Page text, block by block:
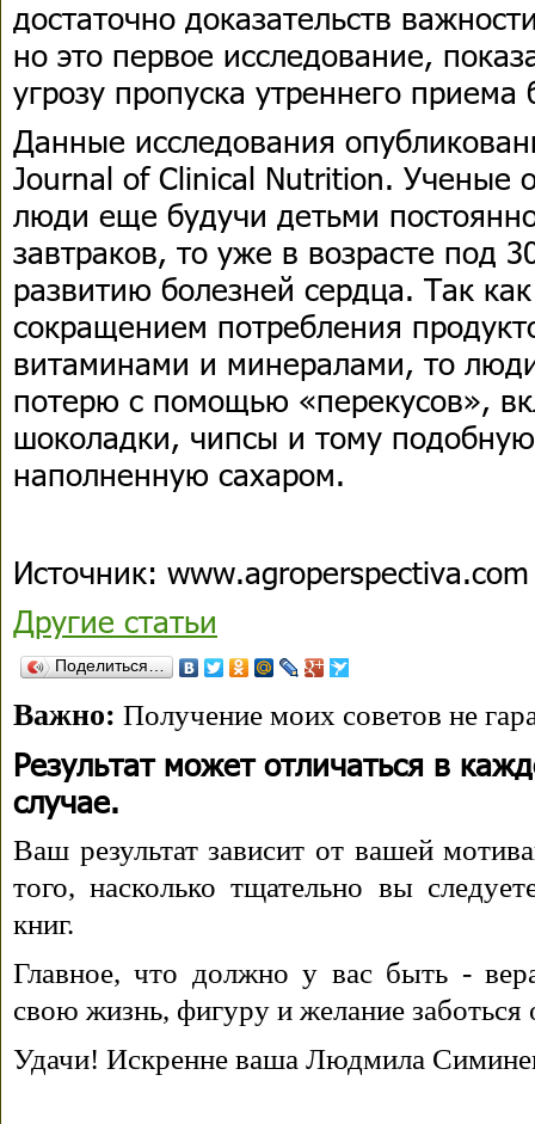
достаточно доказательств
но это первое исследование,
угрозу пропуска утреннего
Данные исследования
Journal of Clinical Nutrition. Ученые
люди еще будучи детьми
завтраков, то уже в возрасте под
развитию болезней сердца. Так
сокращением потребления
витаминами и минералами, то
потерю с помощью «перекусов»,
шоколадки, чипсы и тому
наполненную сахаром.
Источник: www.agroperspectiva.com
Другие статьи
Поделиться…
Важно: Получение моих советов не
Результат может отличаться в
случае.
Ваш результат зависит от вашей
того, насколько тщательно вы
книг.
Главное, что должно у вас быть -
свою жизнь, фигуру и желание заботься
Удачи! Искренне ваша Людмила